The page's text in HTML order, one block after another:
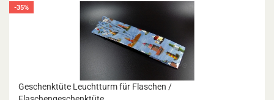
-35%
Geschenktüte Leuchtturm für Flaschen /